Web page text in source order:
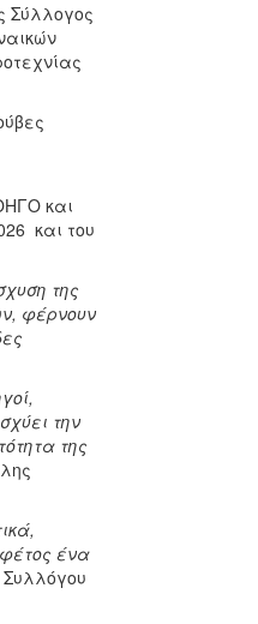
Σύλλογος
και
και του
της
φέρνουν
την
της
ένα